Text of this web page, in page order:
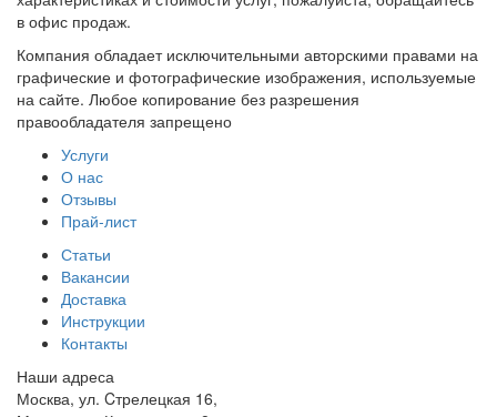
в офис продаж.
Компания обладает исключительными авторскими правами на
графические и фотографические изображения, используемые
на сайте. Любое копирование без разрешения
правообладателя запрещено
Услуги
О нас
Отзывы
Прай-лист
Статьи
Вакансии
Доставка
Инструкции
Контакты
Наши адреса
Москва, ул. Cтрелецкая 16,